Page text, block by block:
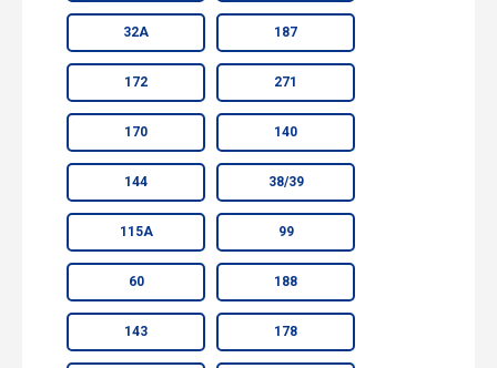
32А 187
172 271
170 140
144 38/39
115А 99
60 188
143 178